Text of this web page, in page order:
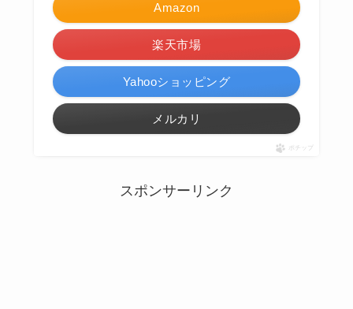
Amazon
楽天市場
Yahooショッピング
メルカリ
ポチップ
スポンサーリンク